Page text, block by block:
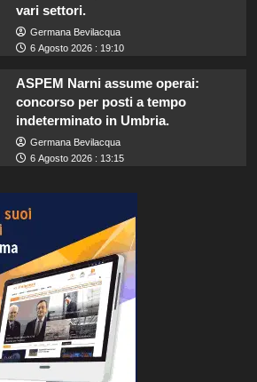
vari settori.
Germana Bevilacqua
6 Agosto 2026 : 19:10
ASPEM Narni assume operai:
concorso per posti a tempo
indeterminato in Umbria.
Germana Bevilacqua
6 Agosto 2026 : 13:15